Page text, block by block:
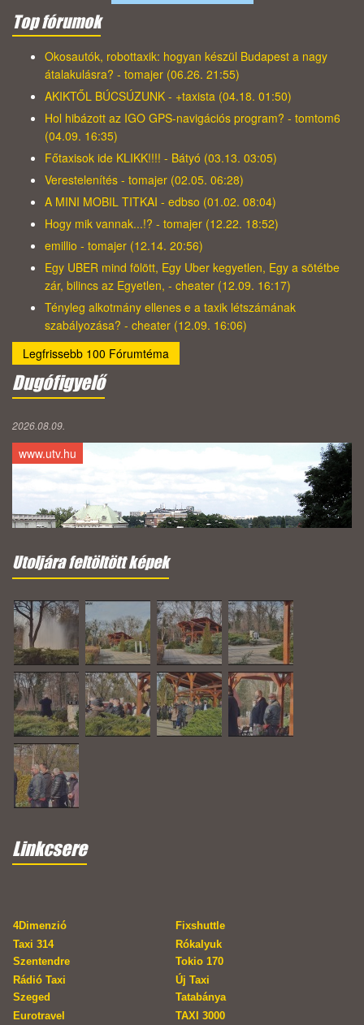
Top fórumok
Okosautók, robottaxik: hogyan készül Budapest a nagy
átalakulásra? - tomajer (06.26. 21:55)
AKIKTŐL BÚCSÚZUNK - +taxista (04.18. 01:50)
Hol hibázott az IGO GPS-navigációs program? - tomtom6
(04.09. 16:35)
Főtaxisok ide KLIKK!!!! - Bátyó (03.13. 03:05)
Verestelenítés - tomajer (02.05. 06:28)
A MINI MOBIL TITKAI - edbso (01.02. 08:04)
Hogy mik vannak...!? - tomajer (12.22. 18:52)
emillio - tomajer (12.14. 20:56)
Egy UBER mind fölött, Egy Uber kegyetlen, Egy a sötétbe
zár, bilincs az Egyetlen, - cheater (12.09. 16:17)
Tényleg alkotmány ellenes e a taxik létszámának
szabályozása? - cheater (12.09. 16:06)
Legfrissebb 100 Fórumtéma
Dugófigyelő
2026.08.09.
www.utv.hu
Utoljára feltöltött képek
Linkcsere
4Dimenzió
Fixshuttle
Taxi 314
Szentendre
Rókalyuk
Tokio 170
Rádió Taxi
Szeged
Új Taxi
Tatabánya
Eurotravel
TAXI 3000